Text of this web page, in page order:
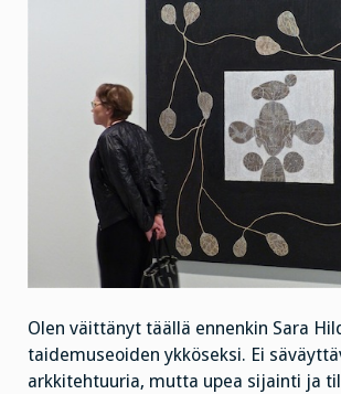
Olen väittänyt täällä ennenkin Sara
taidemuseoiden ykköseksi. Ei
arkkitehtuuria, mutta upea sijainti ja